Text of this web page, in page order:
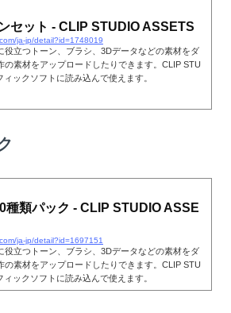
セット - CLIP STUDIO ASSETS
ja-jp/detail?id=1748019
役立つトーン、ブラシ、3Dデータなどの素材をダ
の素材をアップロードしたりできます。CLIP STU
ィックソフトに読み込んで使えます。
種類パック - CLIP STUDIO ASSE
ja-jp/detail?id=1697151
役立つトーン、ブラシ、3Dデータなどの素材をダ
の素材をアップロードしたりできます。CLIP STU
ィックソフトに読み込んで使えます。